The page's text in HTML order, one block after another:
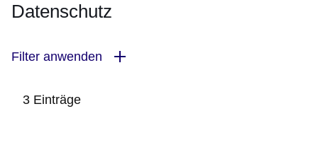
Datenschutz
Filter anwenden
3 Einträge